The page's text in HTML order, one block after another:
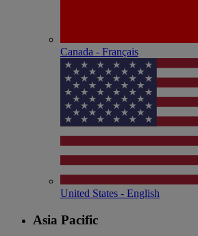
Canada - Français
United States - English
Asia Pacific